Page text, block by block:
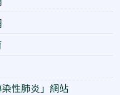
性肺炎」網站